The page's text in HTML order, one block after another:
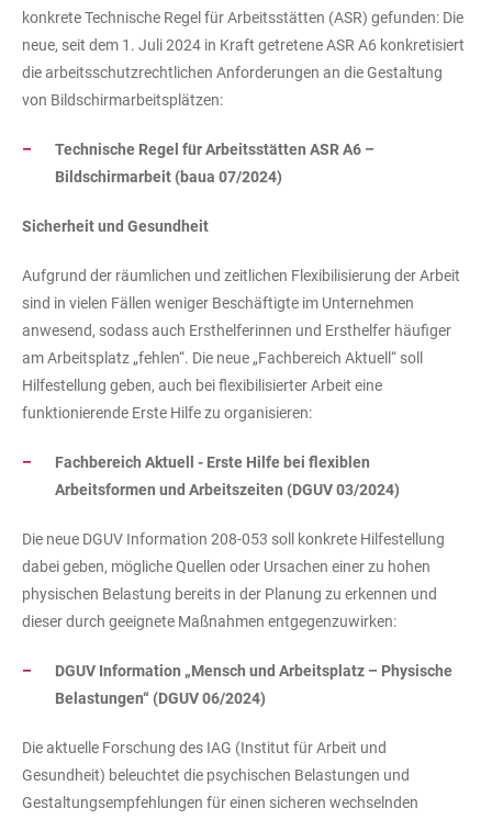
konkrete Technische Regel für Arbeitsstätten (ASR) gefunden: Die
neue, seit dem 1. Juli 2024 in Kraft getretene ASR A6 konkretisiert
die arbeitsschutzrechtlichen Anforderungen an die Gestaltung
von Bildschirmarbeitsplätzen:
Technische Regel für Arbeitsstätten ASR A6 –
Bildschirmarbeit (baua 07/2024)
Sicherheit und Gesundheit
Aufgrund der räumlichen und zeitlichen Flexibilisierung der Arbeit
sind in vielen Fällen weniger Beschäftigte im Unternehmen
anwesend, sodass auch Ersthelferinnen und Ersthelfer häufiger
am Arbeitsplatz „fehlen“. Die neue „Fachbereich Aktuell“ soll
Hilfestellung geben, auch bei flexibilisierter Arbeit eine
funktionierende Erste Hilfe zu organisieren:
Fachbereich Aktuell - Erste Hilfe bei flexiblen
Arbeitsformen und Arbeitszeiten (DGUV 03/2024)
Die neue DGUV Information 208-053 soll konkrete Hilfestellung
dabei geben, mögliche Quellen oder Ursachen einer zu hohen
physischen Belastung bereits in der Planung zu erkennen und
dieser durch geeignete Maßnahmen entgegenzuwirken:
DGUV Information „Mensch und Arbeitsplatz – Physische
Belastungen“ (DGUV 06/2024)
Die aktuelle Forschung des IAG (Institut für Arbeit und
Gesundheit) beleuchtet die psychischen Belastungen und
Gestaltungsempfehlungen für einen sicheren wechselnden